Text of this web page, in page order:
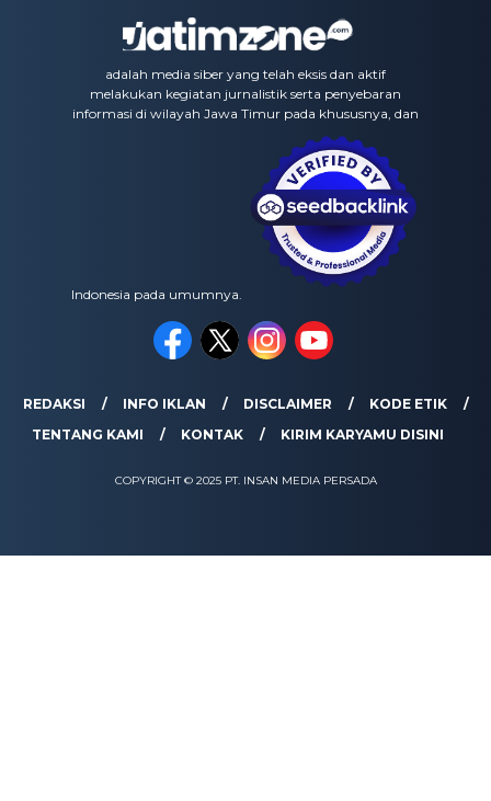
adalah media siber yang telah eksis dan aktif
melakukan kegiatan jurnalistik serta penyebaran
informasi di wilayah Jawa Timur pada khususnya, dan
Indonesia pada umumnya.
REDAKSI INFO IKLAN DISCLAIMER
KODE ETIK
TENTANG KAMI
KONTAK KIRIM KARYAMU DISINI
COPYRIGHT © 2025 PT. INSAN MEDIA PERSADA